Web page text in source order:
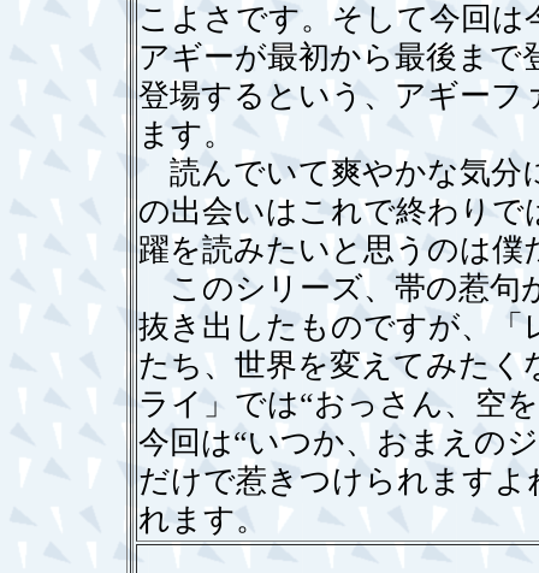
こよさです。そして今回
アギーが最初から最後まで
登場するという、アギー
ます。
読んでいて爽やかな気分
の出会いはこれで終わりで
躍を読みたいと思うのは
このシリーズ、帯の惹句
抜き出したものですが、
たち、世界を変えてみたく
ライ」では“おっさん、空
今回は“いつか、おまえの
だけで惹きつけられます
れます。